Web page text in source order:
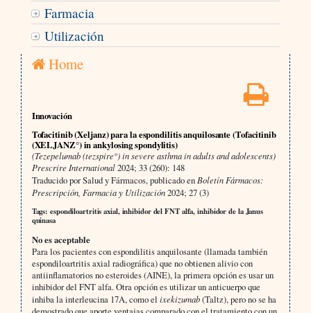
Farmacia
Utilización
Home
Innovación
Tofacitinib (Xeljanz) para la espondilitis anquilosante (Tofacitinib
(XELJANZ°) in ankylosing spondylitis)
(Tezepelumab (tezspire°) in severe asthma in adults and adolescents)
Prescrire International2024; 33 (260): 148
Traducido por Salud y Fármacos, publicado en Boletín Fármacos:
Prescripción, Farmacia y Utilización2024; 27 (3)
Tags: espondiloartritis axial, inhibidor del FNT alfa, inhibidor de la Janus
quinasa
No es aceptable
Para los pacientes con espondilitis anquilosante (llamada también
espondiloartritis axial radiográfica) que no obtienen alivio con
antiinflamatorios no esteroides (AINE), la primera opción es usar un
inhibidor del FNT alfa. Otra opción es utilizar un anticuerpo que
inhiba la interleucina 17A, como el ixekizumab(Taltz), pero no se ha